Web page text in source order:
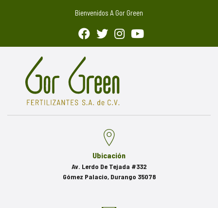
Bienvenidos A Gor Green
Ubicación
Av. Lerdo De Tejada #332
Gómez Palacio, Durango 35078